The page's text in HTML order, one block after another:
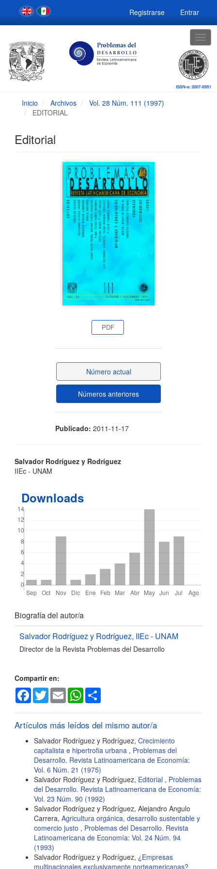
Navegación
principal
Contenido
Barra
lateral
Registrarse Entrar
Inicio Archivos
Vol. 28 Núm. 111 (1997)
EDITORIAL
Editorial
PDF
Número actual
Números anteriores
Publicado: 2011-11-17
Contenido
del
artículo
Salvador Rodríguez y Rodríguez
IIEc - UNAM
Downloads
Detalles
del
artículo
Biografía del autor/a
Salvador Rodríguez y Rodríguez, IIEc - UNAM
Director de la Revista Problemas del Desarrollo
Compartir en:
Facebook
TwitterEmail WhatsApp
Artículos más leídos del mismo autor/a
Salvador Rodríguez y Rodríguez, Crecimiento
capitalista e hipertrofia urbana , Problemas del
Desarrollo. Revista Latinoamericana de Economía:
Vol. 6 Núm. 21 (1975)
Salvador Rodríguez y Rodríguez, Editorial , Problemas
del Desarrollo. Revista Latinoamericana de Economía:
Vol. 23 Núm. 90 (1992)
Salvador Rodríguez y Rodríguez, Alejandro Angulo
Carrera, Agricultura orgánica, desarrollo sustentable y
comercio justo , Problemas del Desarrollo. Revista
Latinoamericana de Economía: Vol. 24 Núm. 94
(1993)
Salvador Rodríguez y Rodríguez, ¿Empresas
multinacionales exclusivamente norteamericanas?